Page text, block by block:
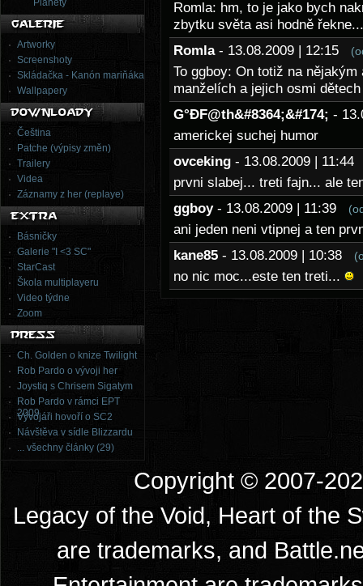
Planety
Artworky
Screenshoty
Skládačka - Kanón mariňáka
Wallpapery
Čeština
Patche (výpisy změn)
Trailery
Videa
Záznamy z her (replaye)
Básničky
Galerie "I <3 SC"
StarCast
Škola multiplayeru
Video týdne
Zoom
Ch. Golden o knize Twilight
Rob Pardo o vývoji her
Joystiq s Chrisem Sigatym
Rob Pardo v rámci EPT
2009
Vývojáři hovoří o SC2
Návštěva v sídle Blizzardu
... všechny články (29)
Romla: hm, to je jako bych
zbytku světa asi hodně
Romla - 13.08.2009 | 12:15
To ggboy: On totiž na
manželích a jejich osmi
G°ÐF@th&#8364;&#174; -
americkej suchej humor
ovceking - 13.08.2009 |
prvni slabej... treti fajn... ale
ggboy - 13.08.2009 | 11:39
ani jeden neni vtipnej a ten
kane85 - 13.08.2009 | 10:38
no nic moc...este ten treti...
Copyright © 2007-
Legacy of the Void, Heart of the
are trademarks, and